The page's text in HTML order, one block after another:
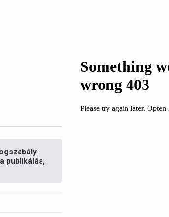
publikálás,